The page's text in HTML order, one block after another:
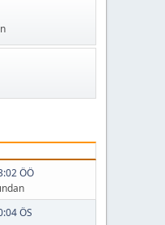
ÖÖ
ÖS